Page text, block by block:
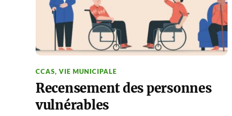
CCAS, VIE MUNICIPALE
Recensement des personnes
vulnérables